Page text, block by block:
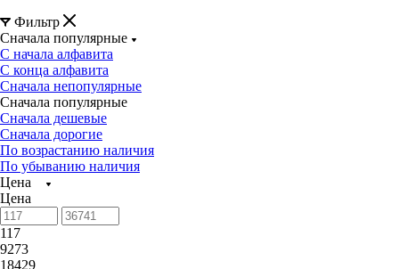
Фильтр
Сначала популярные
С начала алфавита
С конца алфавита
Сначала непопулярные
Сначала популярные
Сначала дешевые
Сначала дорогие
По возрастанию наличия
По убыванию наличия
Цена
Цена
117
9273
18429